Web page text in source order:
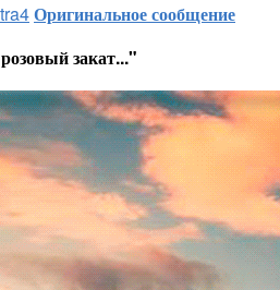
Оригинальное сообщение
закат..."